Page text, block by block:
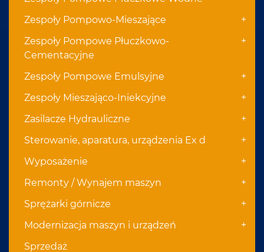
Zespoły Pompowo-Mieszające +
Zespoły Pompowe Płuczkowo-
Cementacyjne
+
Zespoły Pompowe Emulsyjne +
Zespoły Mieszająco-Iniekcyjne +
Zasilacze Hydrauliczne +
Sterowanie, aparatura, urządzenia Ex d +
Wyposażenie +
Remonty / Wynajem maszyn +
Sprężarki górnicze +
Modernizacja maszyn i urządzeń +
Sprzedaż